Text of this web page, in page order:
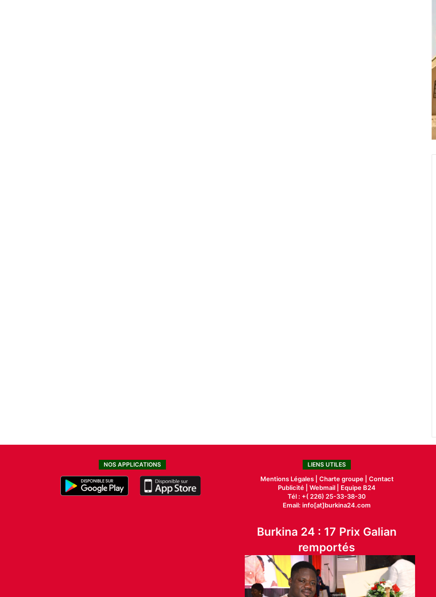
NOS APPLICATIONS LIENS UTILES
Mentions Légales | Charte groupe | Contact
Publicité |Webmail |
Equipe B24
Tél : +( 226) 25-33-38-30
Email: info[at]burkina24.com
Burkina 24 : 17 Prix Galian
remportés